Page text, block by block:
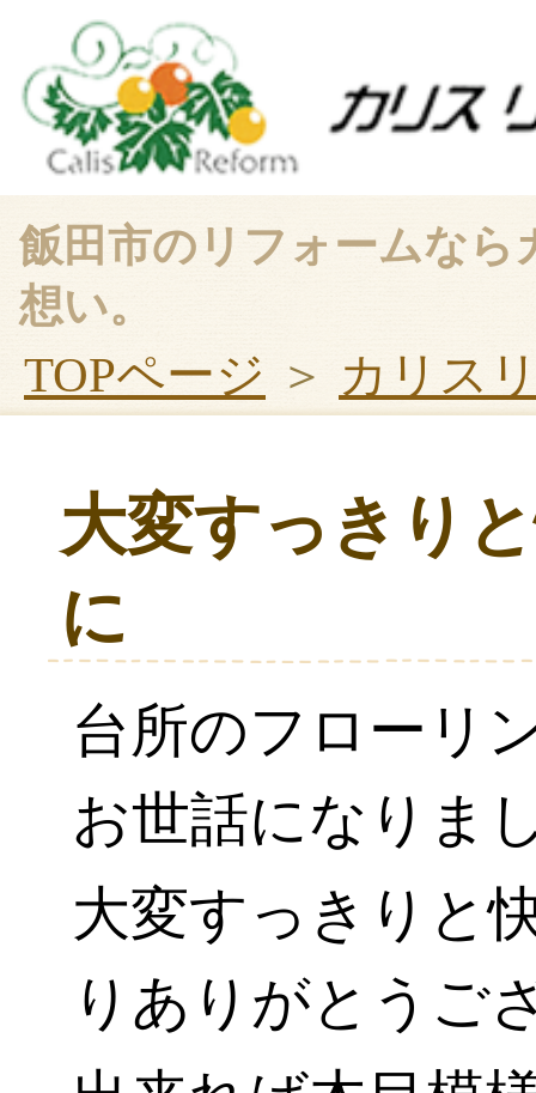
飯田市のリフォームな
想い。
TOPページ ＞ カリス
大変すっきり
に
台所のフローリ
お世話になりま
大変すっきりと
りありがとうご